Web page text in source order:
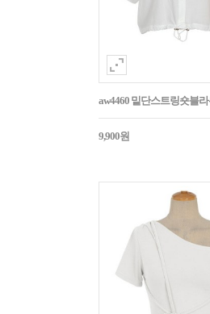
aw4460 밑단스트링숏블
9,900원